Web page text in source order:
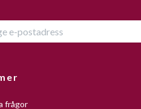
frågor